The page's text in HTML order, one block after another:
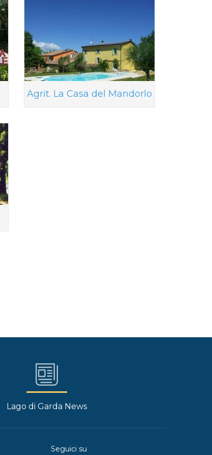
Agrit. La Casa del Mandorlo
Lago di Garda News
Seguici su